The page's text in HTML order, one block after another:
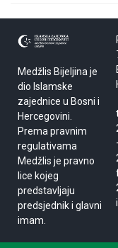
Medžlis Bijeljina je
dio Islamske
zajednice u Bosni i
Hercegovini.
Prema pravnim
regulativama
Medžlis je pravno
lice kojeg
predstavljaju
predsjednik i glavni
imam.